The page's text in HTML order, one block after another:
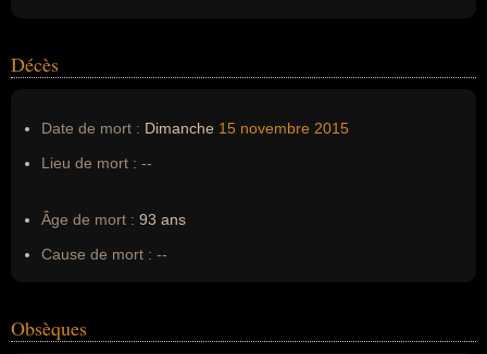
Décès
Date de mort : Dimanche 15 novembre 2015
Lieu de mort : --
Âge de mort : 93 ans
Cause de mort : --
Obsèques